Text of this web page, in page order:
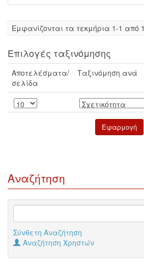
Eμφανίζονται τα τεκμήρια 1-1 από 1
Επιλογές ταξινόμησης
Αποτελέσματα/
σελίδα
Ταξινόμηση ανά
Αναζήτηση
Σύνθετη Αναζήτηση
Αναζήτηση Χρηστών